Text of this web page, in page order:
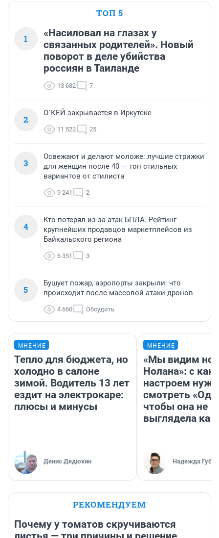
ТОП 5
1
«Насиловал на глазах у
связанных родителей». Новый
поворот в деле убийства
россиян в Таиланде
13 682 7
2
О`КЕЙ закрывается в Иркутске
11 522 25
3
Освежают и делают моложе: лучшие стрижки
для женщин после 40 — топ стильных
вариантов от стилиста
9 241 2
4
Кто потерял из-за атак БПЛА. Рейтинг
крупнейших продавцов маркетплейсов из
Байкальского региона
6 351 3
5
Бушует пожар, аэропорты закрыли: что
происходит после массовой атаки дронов
4 660 Обсудить
МНЕНИЕ
Тепло для бюджета, но
холодно в салоне
зимой. Водитель 13 лет
ездит на электрокаре:
плюсы и минусы
Денис Дедюхин
МНЕНИЕ
«Мы видим
Нолана»: с
настроем
смотреть
чтобы она не
выглядела как
Надежда
РЕКОМЕНДУЕМ
Почему у томатов скручиваются